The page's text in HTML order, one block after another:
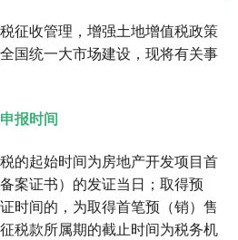
征收管理，增强土地增值税政策
国统一大市场建设，现将有关事
报时间
的起始时间为房地产开发项目首
案证书）的发证当日；取得预
时间的，为取得首笔预（销）售
税款所属期的截止时间为税务机